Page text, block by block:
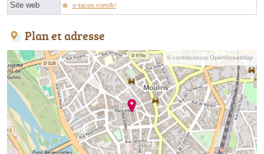
Site web o-tacos.com/fr/
Plan et adresse
© contributeurs OpenStreetMap